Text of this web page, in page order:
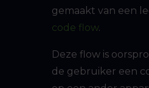
gemaakt van een
code flow.
Deze flow is
de gebruiker een